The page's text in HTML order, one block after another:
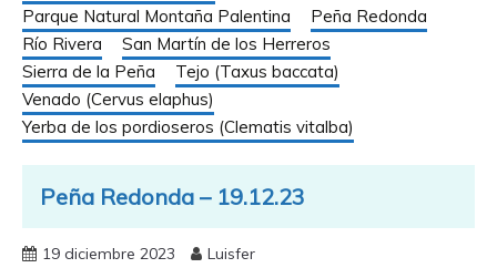
Parque Natural Montaña Palentina
Peña Redonda
Río Rivera
San Martín de los Herreros
Sierra de la Peña
Tejo (Taxus baccata)
Venado (Cervus elaphus)
Yerba de los pordioseros (Clematis vitalba)
Peña Redonda – 19.12.23
19 diciembre 2023 Luisfer